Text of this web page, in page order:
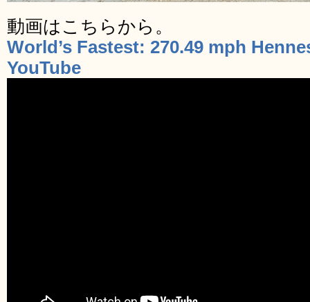
動画はこちらから。
World’s Fastest: 270.49 mph
YouTube